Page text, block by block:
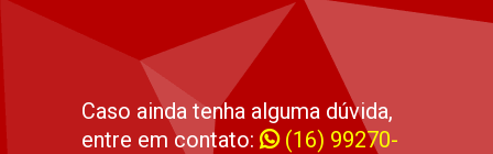
Caso ainda tenha alguma dúvida,
entre em contato:
(16) 99270-